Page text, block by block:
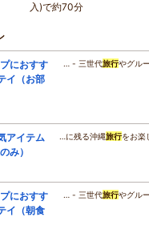
入)で約70分
におすす
イ（お部
… - 三世代旅行やグル
アイテム
み）
…に残る沖縄旅行をお楽
におすす
イ（朝食
… - 三世代旅行やグル